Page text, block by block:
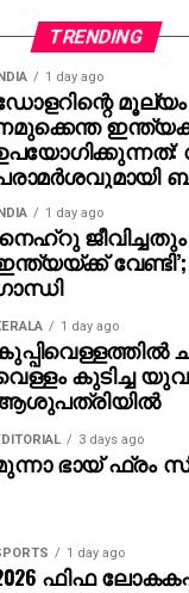
പൊലീസ്
ഇയാളെ
ഹാജരാക്കി
TRENDING
1 day ago
1 day ago
ജീവിച്ചതും
1 day ago
കുടിച്ച
3 days ago
ഭായ് ഫ്രം
1 day ago
ഫിഫ